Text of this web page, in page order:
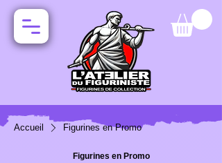
Accueil Figurines en Promo
Figurines en Promo